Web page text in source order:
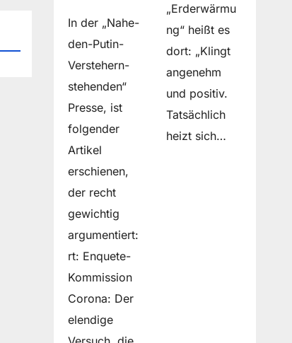
In der „Nahe-
den-Putin-
Verstehern-
stehenden“
Presse, ist
folgender
Artikel
erschienen,
der recht
gewichtig
argumentiert:
rt: Enquete-
Kommission
Corona: Der
elendige
„Erderwärmu
ng“ heißt es
dort: „Klingt
angenehm
und positiv.
Tatsächlich
heizt sich…